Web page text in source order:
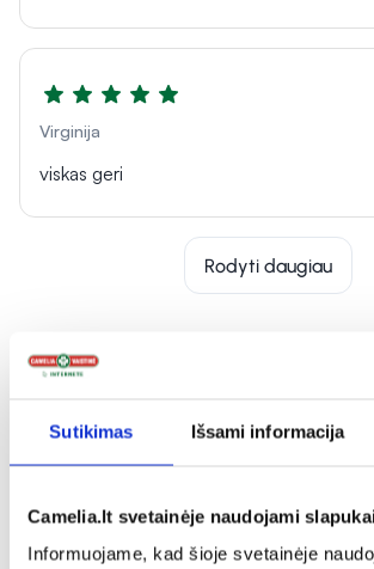
Sutikimas Išsami informacija
Camelia.lt svetainėje naudojami
Informuojame, kad šioje svetainėje
Virginija
viskas geri
Rodyti daugiau
Panašios prekės